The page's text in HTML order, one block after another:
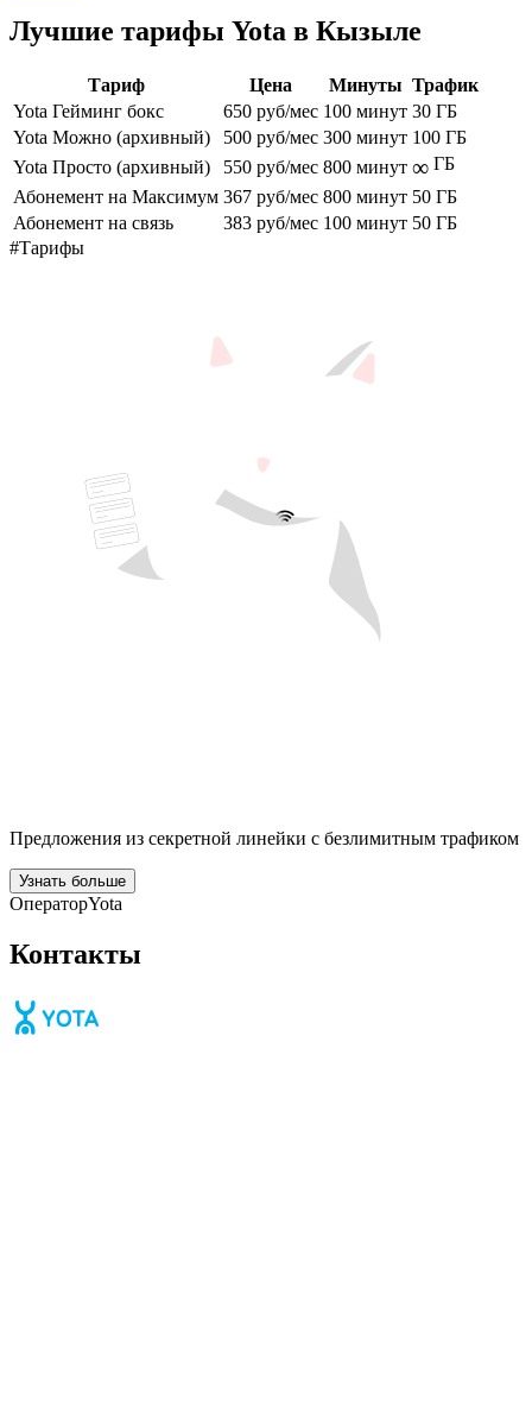
Лучшие тарифы Yota в Кызыле
Тариф Цена Минуты Трафик
Yota Гейминг бокс
650 руб/мес 100 минут 30 ГБ
Yota Можно (архивный)
500 руб/мес 300 минут 100 ГБ
Yota Просто (архивный)
550 руб/мес 800 минут ∞ ГБ
Абонемент на Максимум 367 руб/мес 800 минут 50 ГБ
Абонемент на связь
383 руб/мес 100 минут 50 ГБ
#Тарифы
Предложения из секретной линейки с безлимитным трафиком
Узнать больше
ОператорYota
Контакты